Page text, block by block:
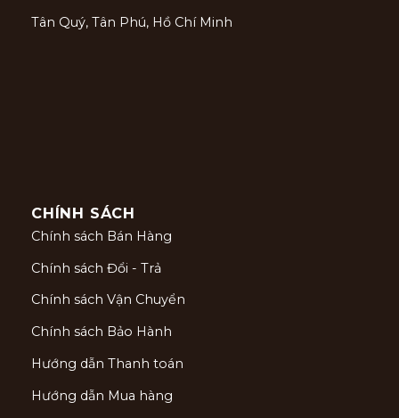
Tân Quý, Tân Phú, Hồ Chí Minh
CHÍNH SÁCH
Chính sách Bán Hàng
Chính sách Đổi - Trả
Chính sách Vận Chuyển
Chính sách Bảo Hành
Hướng dẫn Thanh toán
Hướng dẫn Mua hàng